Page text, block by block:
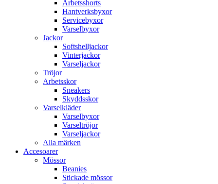
Arbetsshorts
Hantverksbyxor
Servicebyxor
Varselbyxor
Jackor
Softshelljackor
Vinterjackor
Varseljackor
Tröjor
Arbetsskor
Sneakers
Skyddsskor
Varselkläder
Varselbyxor
Varseltröjor
Varseljackor
Alla märken
Accesoarer
Mössor
Beanies
Stickade mössor